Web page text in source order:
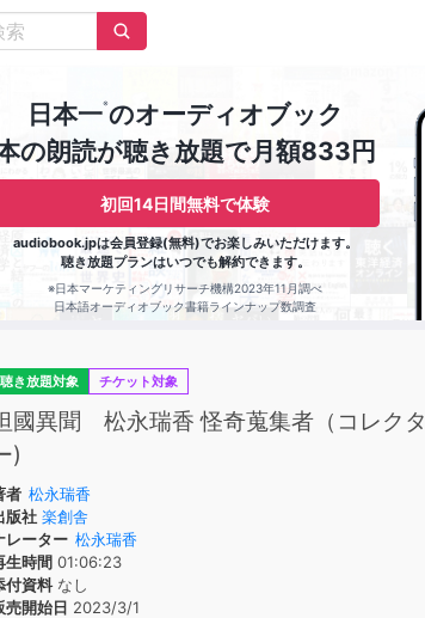
日本一※のオーディオブック
の朗読が聴き放題で月額833円
初回14日間無料で体験
audiobook.jpは会員登録(無料)でお楽しみいただけます。
聴き放題プランはいつでも解約できます。
※日本マーケティングリサーチ機構2023年11月調べ
日本語オーディオブック書籍ラインナップ数調査
聴き放題対象 チケット対象
國異聞 松永瑞香 怪奇蒐集者（コレクタ
)
者 松永瑞香
版社 楽創舎
レーター 松永瑞香
生時間01:06:23
付資料なし
売開始日 2023/3/1